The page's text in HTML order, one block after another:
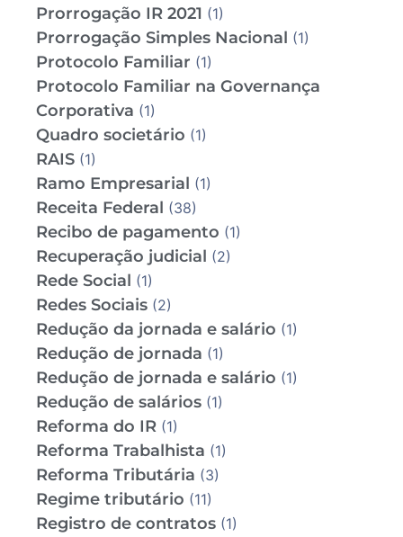
Prorrogação IR 2021 (1)
Prorrogação Simples Nacional (1)
Protocolo Familiar (1)
Protocolo Familiar na Governança
Corporativa (1)
Quadro societário (1)
RAIS (1)
Ramo Empresarial (1)
Receita Federal (38)
Recibo de pagamento (1)
Recuperação judicial (2)
Rede Social (1)
Redes Sociais (2)
Redução da jornada e salário (1)
Redução de jornada (1)
Redução de jornada e salário (1)
Redução de salários (1)
Reforma do IR (1)
Reforma Trabalhista (1)
Reforma Tributária (3)
Regime tributário (11)
Registro de contratos (1)